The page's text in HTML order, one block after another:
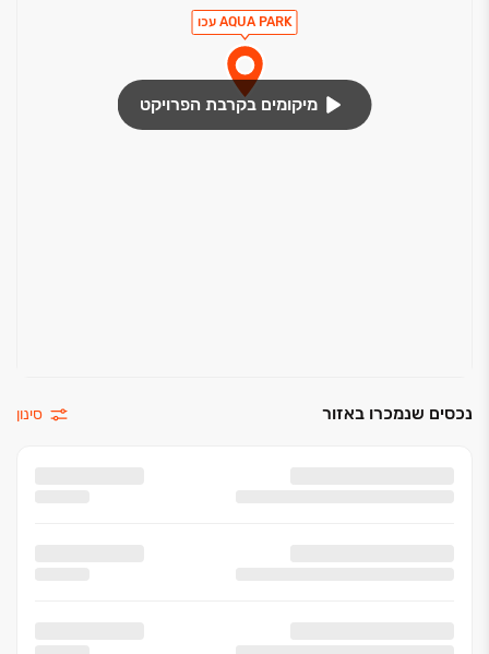
חיפוי קירות גרניט פורצלן עד גובה תקרה
ארונות אמבטיה מעוצבים עם כיור אינטגרלי
AQUA PARK עכו
מיקומים בקרבת הפרויקט
נכסים שנמכרו באזור סינון